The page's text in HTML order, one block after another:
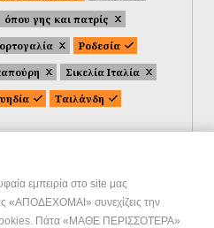
εμπειρία στο site μας
«ΑΠΟΔΕΧΟΜΑΙ» συνεχίζεις την
Πάτα «ΜΑΘΕ ΠΕΡΙΣΣΟΤΕΡΑ»
όπου γης και πατρίς
Ροδεσία
Σικελία Ιταλία
Ταιλάνδη